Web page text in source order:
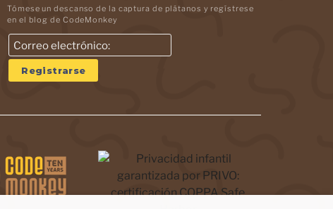
Tómese un descanso de la captura de plátanos y regístrese
en el blog de CodeMonkey